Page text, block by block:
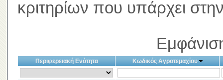
κριτηρίων που υπάρχει
Περιφερειακή Ενότητα Κωδικός Αγροτεμαχίου